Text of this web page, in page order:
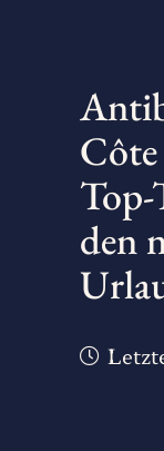
Côte
den